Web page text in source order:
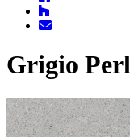
Grigio